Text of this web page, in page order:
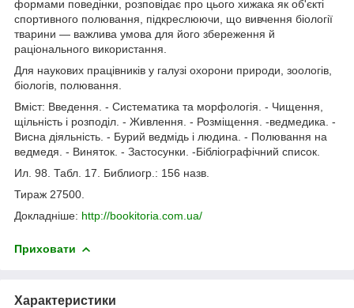
формами поведінки, розповідає про цього хижака як об'єкті
спортивного полювання, підкреслюючи, що вивчення біології
тварини — важлива умова для його збереження й
раціонального використання.
Для наукових працівників у галузі охорони природи, зоологів,
біологів, полювання.
Вміст: Введення. - Систематика та морфологія. - Чищення,
щільність і розподіл. - Живлення. - Розміщення. -ведмедика. -
Висна діяльність. - Бурий ведмідь і людина. - Полювання на
ведмедя. - Виняток. - Застосунки. -Бібліографічний список.
Ил. 98. Табл. 17. Библиогр.: 156 назв.
Тираж 27500.
Докладніше: http://bookitoria.com.ua/
Приховати
Характеристики